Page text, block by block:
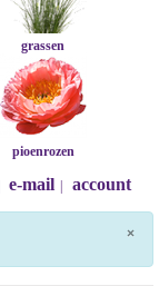
grassen
pioenrozen
e-mail account
×